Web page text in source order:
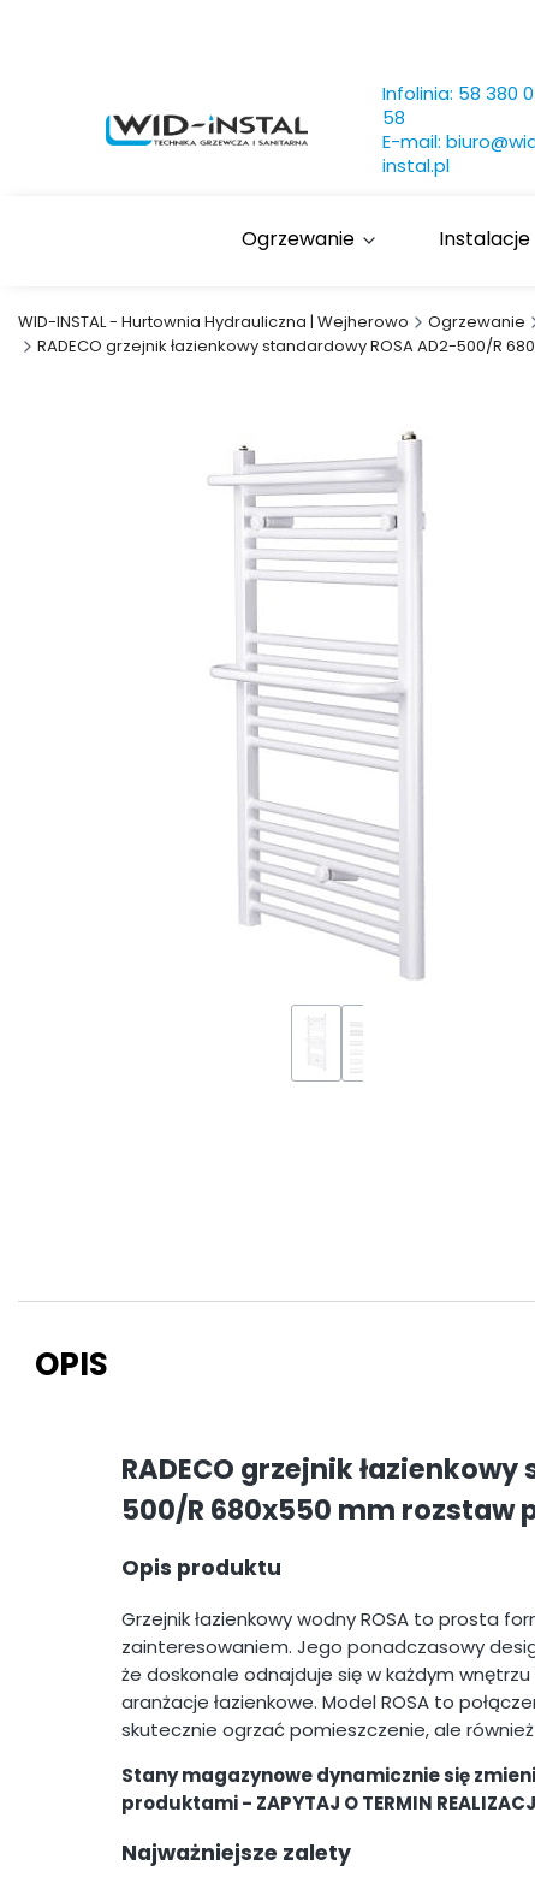
Infolinia: 58 380
58
E-mail:
instal.pl
Ogrzewanie Instalacje
WID-INSTAL - Hurtownia Hydrauliczna | Wejherowo Ogrzewanie
RADECO grzejnik łazienkowy standardowy ROSA AD2-500/R
OPIS
RADECO grzejnik
500/R 680x550 mm rozstaw
Opis produktu
Grzejnik łazienkowy wodny ROSA to prosta
zainteresowaniem. Jego ponadczasowy
że doskonale odnajduje się w każdym
aranżacje łazienkowe. Model ROSA to
skutecznie ogrzać pomieszczenie, ale
Stany magazynowe dynamicznie się
produktami - ZAPYTAJ O TERMIN
Najważniejsze zalety